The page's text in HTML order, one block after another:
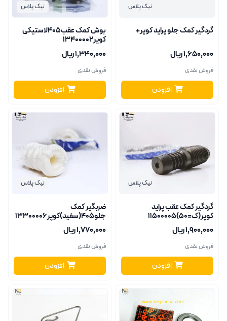
نیک پلاس
گردگیر کمک جلو پراید کوپر+
۱٬۶۵۰٬۰۰۰ ریال
فروش نقدی
افزودن
نیک پلاس
بوش کمک عقب405لاستیکی
کوپر13400002
۱٬۳۴۰٬۰۰۰ ریال
فروش نقدی
افزودن
نیک پلاس
گردگیر کمک عقب پراید
کوپر(ک=50)11500005
۱٬۹۰۰٬۰۰۰ ریال
فروش نقدی
افزودن
نیک پلاس
ضربگیر کمک
جلو405(سفید)کوپر13300006
۱٬۷۷۰٬۰۰۰ ریال
فروش نقدی
افزودن